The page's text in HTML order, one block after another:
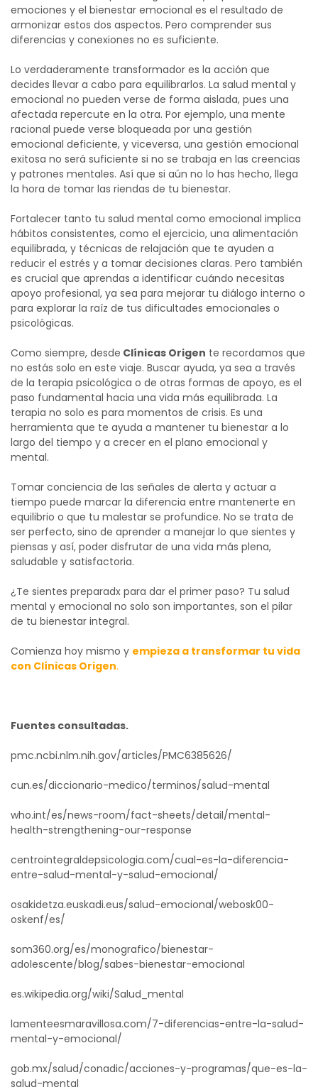
emociones y el bienestar emocional es el resultado de
armonizar estos dos aspectos. Pero comprender sus
diferencias y conexiones no es suficiente.
Lo verdaderamente transformador es la acción que
decides llevar a cabo para equilibrarlos. La salud mental y
emocional no pueden verse de forma aislada, pues una
afectada repercute en la otra. Por ejemplo, una mente
racional puede verse bloqueada por una gestión
emocional deficiente, y viceversa, una gestión emocional
exitosa no será suficiente si no se trabaja en las creencias
y patrones mentales. Así que si aún no lo has hecho, llega
la hora de tomar las riendas de tu bienestar.
Fortalecer tanto tu salud mental como emocional implica
hábitos consistentes, como el ejercicio, una alimentación
equilibrada, y técnicas de relajación que te ayuden a
reducir el estrés y a tomar decisiones claras. Pero también
es crucial que aprendas a identificar cuándo necesitas
apoyo profesional, ya sea para mejorar tu diálogo interno o
para explorar la raíz de tus dificultades emocionales o
psicológicas.
Como siempre, desde Clínicas Origen te recordamos que
no estás solo en este viaje. Buscar ayuda, ya sea a través
de la terapia psicológica o de otras formas de apoyo, es el
paso fundamental hacia una vida más equilibrada. La
terapia no solo es para momentos de crisis. Es una
herramienta que te ayuda a mantener tu bienestar a lo
largo del tiempo y a crecer en el plano emocional y
mental.
Tomar conciencia de las señales de alerta y actuar a
tiempo puede marcar la diferencia entre mantenerte en
equilibrio o que tu malestar se profundice. No se trata de
ser perfecto, sino de aprender a manejar lo que sientes y
piensas y así, poder disfrutar de una vida más plena,
saludable y satisfactoria.
¿Te sientes preparadx para dar el primer paso? Tu salud
mental y emocional no solo son importantes, son el pilar
de tu bienestar integral.
Comienza hoy mismo y empieza a transformar tu vida
con Clínicas Origen.
Fuentes consultadas.
pmc.ncbi.nlm.nih.gov/articles/PMC6385626/
cun.es/diccionario-medico/terminos/salud-mental
who.int/es/news-room/fact-sheets/detail/mental-
health-strengthening-our-response
centrointegraldepsicologia.com/cual-es-la-diferencia-
entre-salud-mental-y-salud-emocional/
osakidetza.euskadi.eus/salud-emocional/webosk00-
oskenf/es/
som360.org/es/monografico/bienestar-
adolescente/blog/sabes-bienestar-emocional
es.wikipedia.org/wiki/Salud_mental
lamenteesmaravillosa.com/7-diferencias-entre-la-salud-
mental-y-emocional/
gob.mx/salud/conadic/acciones-y-programas/que-es-la-
salud-mental